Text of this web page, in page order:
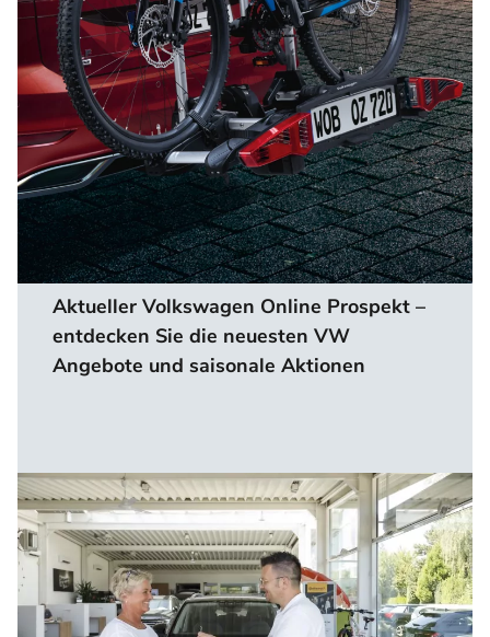
Aktueller Volkswagen Online Prospekt –
entdecken Sie die neuesten VW
Angebote und saisonale Aktionen